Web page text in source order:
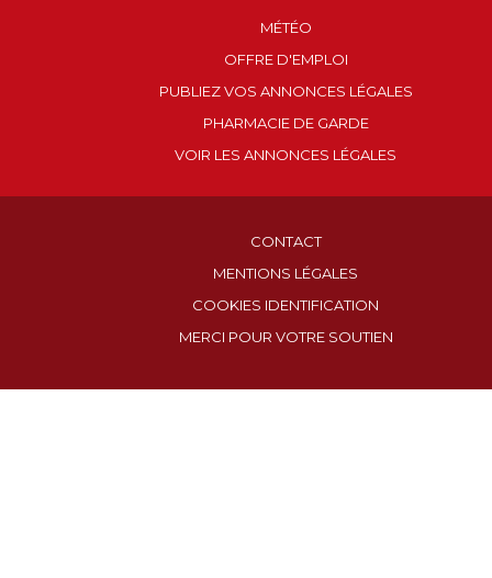
MÉTÉO
OFFRE D'EMPLOI
PUBLIEZ VOS ANNONCES LÉGALES
PHARMACIE DE GARDE
VOIR LES ANNONCES LÉGALES
CONTACT
MENTIONS LÉGALES
COOKIES IDENTIFICATION
MERCI POUR VOTRE SOUTIEN